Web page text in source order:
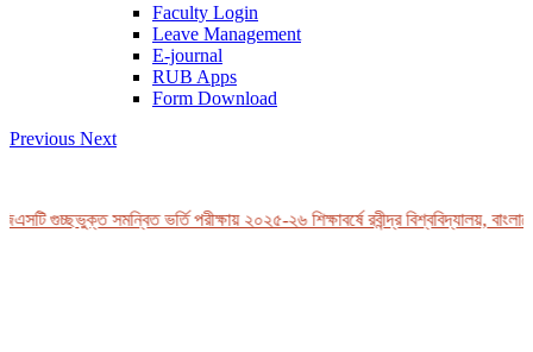
Faculty Login
Leave Management
E-journal
RUB Apps
Form Download
Previous Next
গুচ্ছভুক্ত সমন্বিত ভর্তি পরীক্ষায় ২০২৫-২৬ শিক্ষাবর্ষে রবীন্দ্র বিশ্ববিদ্যালয়,